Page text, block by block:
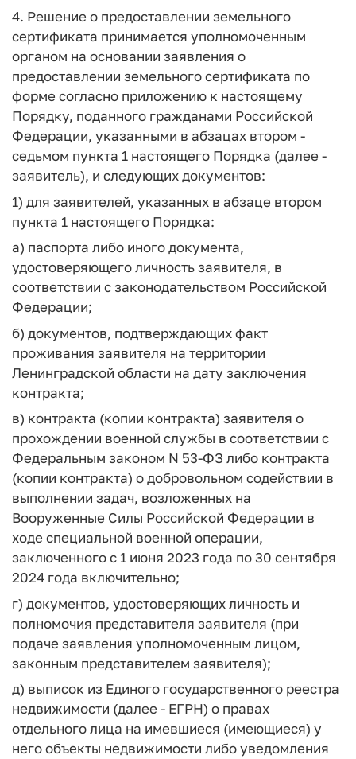
4. Решение о предоставлении земельного
сертификата принимается уполномоченным
органом на основании заявления о
предоставлении земельного сертификата по
форме согласно приложению к настоящему
Порядку, поданного гражданами Российской
Федерации, указанными в абзацах втором -
седьмом пункта 1 настоящего Порядка (далее -
заявитель), и следующих документов:
1) для заявителей, указанных в абзаце втором
пункта 1 настоящего Порядка:
а) паспорта либо иного документа,
удостоверяющего личность заявителя, в
соответствии с законодательством Российской
Федерации;
б) документов, подтверждающих факт
проживания заявителя на территории
Ленинградской области на дату заключения
контракта;
в) контракта (копии контракта) заявителя о
прохождении военной службы в соответствии с
Федеральным законом N 53-ФЗ либо контракта
(копии контракта) о добровольном содействии в
выполнении задач, возложенных на
Вооруженные Силы Российской Федерации в
ходе специальной военной операции,
заключенного с 1 июня 2023 года по 30 сентября
2024 года включительно;
г) документов, удостоверяющих личность и
полномочия представителя заявителя (при
подаче заявления уполномоченным лицом,
законным представителем заявителя);
д) выписок из Единого государственного реестра
недвижимости (далее - ЕГРН) о правах
отдельного лица на имевшиеся (имеющиеся) у
него объекты недвижимости либо уведомления